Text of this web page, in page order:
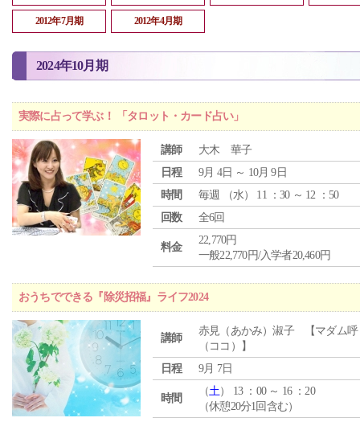
2012年7月期 2012年4月期
2024年10月期
実際に占って学ぶ！ 「タロット・カード占い」
講師
大木 華子
日程
9月 4日 ～ 10月 9日
時間
毎週 （水） 11 ：30 ～ 12 ：50
回数
全6回
料金
22,770円
一般22,770円/入学者20,460円
おうちでできる『除災招福』ライフ2024
講師
赤見（あかみ）淑子 【マダム呼
（ココ）】
日程
9月 7日
時間
（土） 13 ：00 ～ 16 ：20
（休憩20分1回含む）